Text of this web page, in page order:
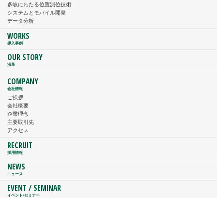
多岐にわたる位置測位技術
システムとモバイル開発
データ分析
WORKS
導入事例
OUR STORY
沿革
COMPANY
会社情報
ご挨拶
会社概要
企業理念
主要取引先
アクセス
RECRUIT
採用情報
NEWS
ニュース
EVENT / SEMINAR
イベント/セミナー